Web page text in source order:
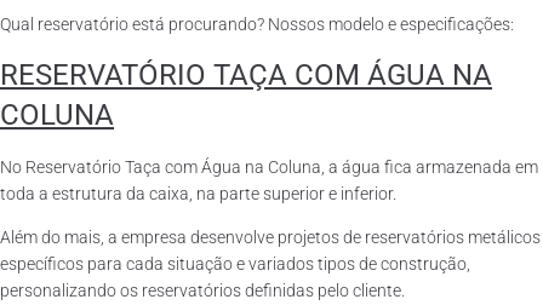
Qual reservatório está procurando? Nossos modelo e especificações:
RESERVATÓRIO TAÇA COM ÁGUA NA
COLUNA
No Reservatório Taça com Água na Coluna, a água fica armazenada em
toda a estrutura da caixa, na parte superior e inferior.
Além do mais, a empresa desenvolve projetos de reservatórios metálicos
específicos para cada situação e variados tipos de construção,
personalizando os reservatórios definidas pelo cliente.